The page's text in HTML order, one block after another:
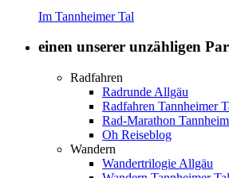
Im Tannheimer Tal
einen unserer unzähligen
Radfahren
Radrunde Allgäu
Radfahren Tannheimer
Rad-Marathon
Oh Reiseblog
Wandern
Wandertrilogie Allgäu